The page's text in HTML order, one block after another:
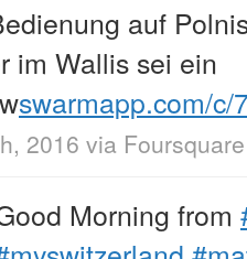
auf
im Wallis sei ein
wswarmapp.com/c/
2016 via Foursquare
Morning from